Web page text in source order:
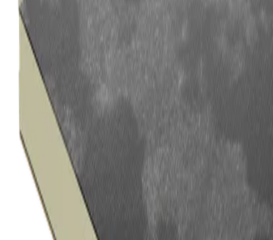
Planchas Aislantes para Cubiertas